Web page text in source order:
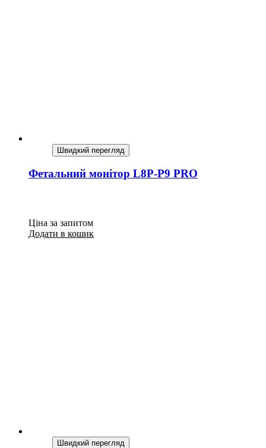
Швидкий перегляд
Фетальний монітор L8P-P9 PRO
Ціна за запитом
Додати в кошик
Швидкий перегляд